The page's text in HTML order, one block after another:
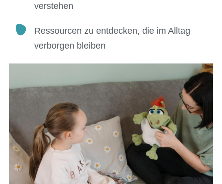
verstehen
Ressourcen zu entdecken, die im Alltag
verborgen bleiben